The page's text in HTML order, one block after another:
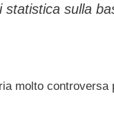
statistica sulla
molto controversa